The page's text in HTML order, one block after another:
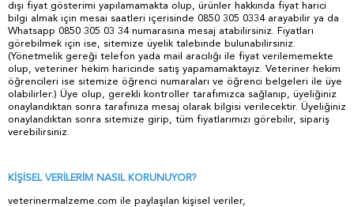
dışı fiyat gösterimi yapılamamakta olup, ürünler hakkında fiyat harici
bilgi almak için mesai saatleri içerisinde 0850 305 0334 arayabilir ya da
Whatsapp 0850 305 03 34 numarasına mesaj atabilirsiniz. Fiyatları
görebilmek için ise, sitemize üyelik talebinde bulunabilirsiniz.
(Yönetmelik gereği telefon yada mail aracılığı ile fiyat verilememekte
olup, veteriner hekim haricinde satış yapamamaktayız. Veteriner hekim
öğrencileri ise sitemize öğrenci numaraları ve öğrenci belgeleri ile üye
olabilirler.) Üye olup, gerekli kontroller tarafımızca sağlanıp, üyeliğiniz
onaylandıktan sonra tarafınıza mesaj olarak bilgisi verilecektir. Üyeliğiniz
onaylandıktan sonra sitemize girip, tüm fiyatlarımızı görebilir, sipariş
verebilirsiniz.
KİŞİSEL VERİLERİM NASIL KORUNUYOR?
veterinermalzeme.com ile paylaşılan kişisel veriler,